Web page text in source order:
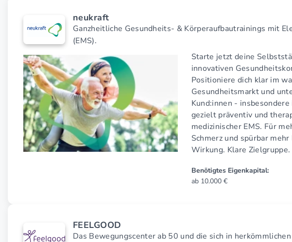
neukraft
Ganzheitliche Gesundheits- & Körperaufbautrainings mit
(EMS).
Starte jetzt deine
innovativen
Positioniere dich klar im
Gesundheitsmarkt und
Kund:innen -
gezielt präventiv und
medizinischer EMS. Für
Schmerz und spürbar
Wirkung. Klare Zielgruppe.
Benötigtes Eigenkapital:
ab 10.000 €
FEELGOOD
Das Bewegungscenter ab 50 und die sich in